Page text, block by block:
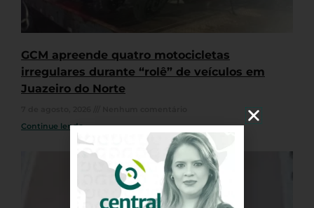
GCM apreende quatro motocicletas
irregulares durante “rolê” de veículos em
Juazeiro do Norte
Continue lendo »